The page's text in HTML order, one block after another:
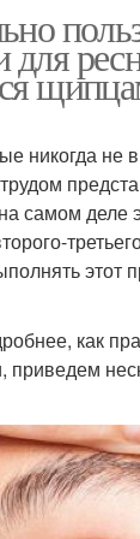
никогда не
самом деле
этот
как